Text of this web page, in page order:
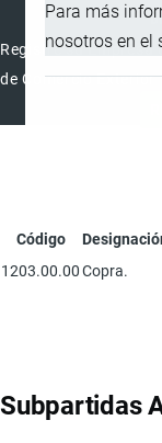
Para más
nosotros en el
Registre su Empresa
de Comercio Exterior
Código
1203.00.00Copra.
Subpartidas